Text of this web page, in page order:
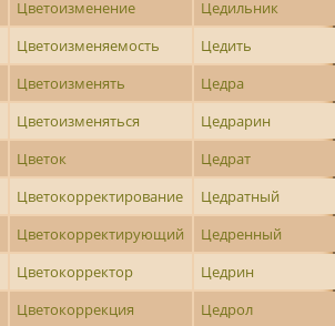
Цветоизменение
Цедильник
Цветоизменяемость
Цедить
Цветоизменять
Цедра
Цветоизменяться
Цедрарин
Цветок
Цедрат
Цветокорректирование
Цедратный
Цветокорректирующий
Цедренный
Цветокорректор
Цедрин
Цветокоррекция
Цедрол